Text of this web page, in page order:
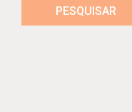
PESQUISAR